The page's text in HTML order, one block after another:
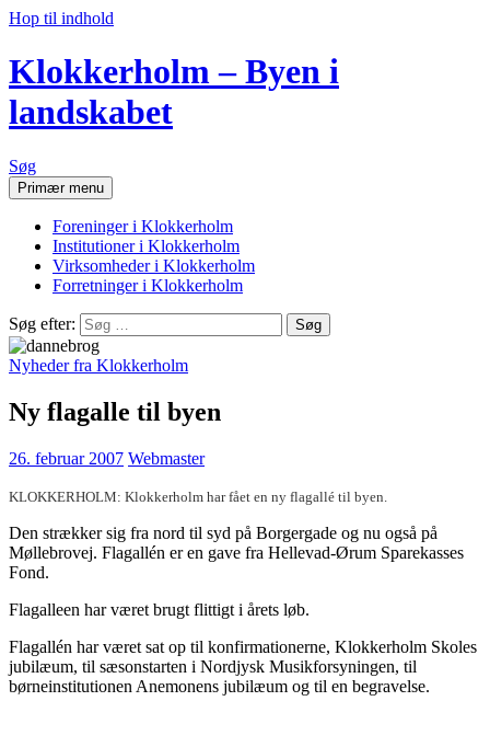
Hop til indhold
Klokkerholm – Byen i
landskabet
Søg
Primær menu
Foreninger i Klokkerholm
Institutioner i Klokkerholm
Virksomheder i Klokkerholm
Forretninger i Klokkerholm
Søg efter:
Nyheder fra Klokkerholm
Ny flagalle til byen
26. februar 2007 Webmaster
KLOKKERHOLM: Klokkerholm har fået en ny flagallé til byen.
Den strækker sig fra nord til syd på Borgergade og nu også på
Møllebrovej. Flagallén er en gave fra Hellevad-Ørum Sparekasses
Fond.
Flagalleen har været brugt flittigt i årets løb.
Flagallén har været sat op til konfirmationerne, Klokkerholm Skoles
jubilæum, til sæsonstarten i Nordjysk Musikforsyningen, til
børneinstitutionen Anemonens jubilæum og til en begravelse.